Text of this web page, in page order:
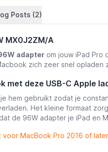
Posts (2)
MX0J2ZM/A
adapterom jouw iPad Pro
zich zeer snel
met deze USB-C Apple
hem gebruikt zodat je
Het kleine formaat
de 96W adapter je iPad en
MacBook Pro 2016 of